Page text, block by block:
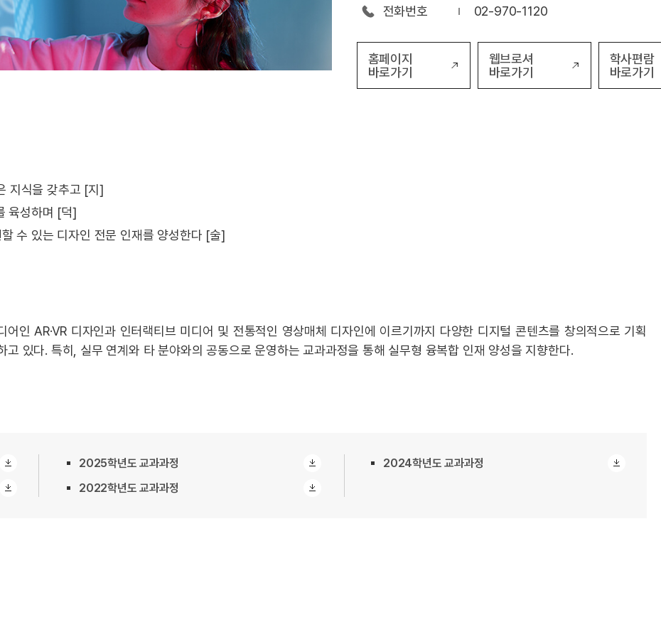
전화번호 02-970-1120
홈페이지
바로가기
웹브로셔
바로가기
학사편람
바로가기
지식을 갖추고 [지]
육성하며 [덕]
수 있는 디자인 전문 인재를 양성한다 [술]
인 AR·VR 디자인과 인터랙티브 미디어 및 전통적인 영상매체 디자인에 이르기까지 다양한 디지털 콘텐츠를 창의적으로 기획
있다. 특히, 실무 연계와 타 분야와의 공동으로 운영하는 교과과정을 통해 실무형 융복합 인재 양성을 지향한다.
2025학년도 교과과정
2024학년도 교과과정
2022학년도 교과과정